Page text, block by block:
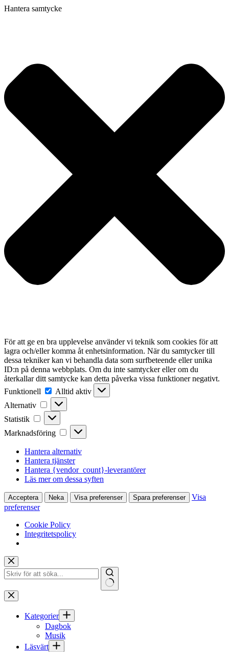
Hantera samtycke
För att ge en bra upplevelse använder vi teknik som cookies för att
lagra och/eller komma åt enhetsinformation. När du samtycker till
dessa tekniker kan vi behandla data som surfbeteende eller unika
ID:n på denna webbplats. Om du inte samtycker eller om du
återkallar ditt samtycke kan detta påverka vissa funktioner negativt.
Funktionell
Funktionell
Alltid aktiv
Alternativ
Alternativ
Statistik Statistik
Marknadsföring Marknadsföring
Hantera alternativ
Hantera tjänster
Hantera {vendor_count}-leverantörer
Läs mer om dessa syften
Acceptera Neka Visa preferenser Spara preferenser
Visa
preferenser
Cookie Policy
Integritetspolicy
Hoppa
till
innehåll
Inga
resultat
Kategorier
Dagbok
Musik
Läsvärt